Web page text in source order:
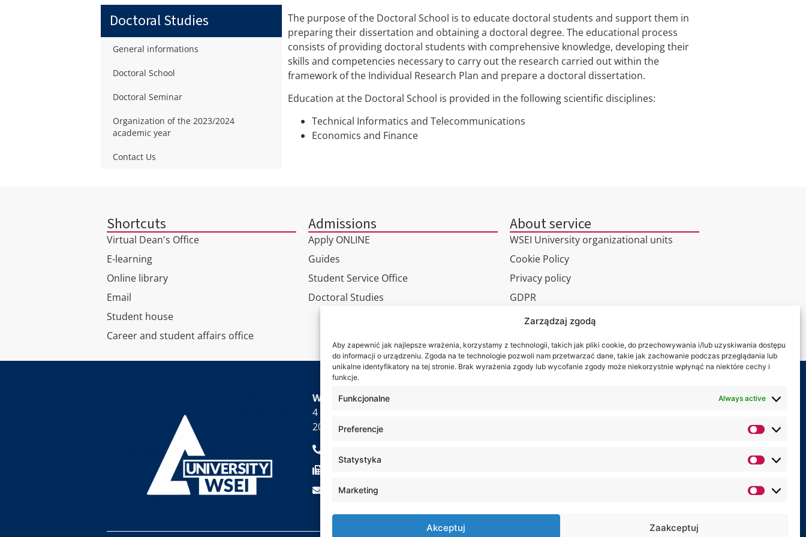
Zarządzaj zgodą
Aby zapewnić jak najlepsze wrażenia, korzystamy z technologii, takich jak pliki cookie, do przechowywania i/lub uzyskiwania dostępu
do informacji o urządzeniu. Zgoda na te technologie pozwoli nam przetwarzać dane, takie jak zachowanie podczas przeglądania lub
unikalne identyfikatory na tej stronie. Brak wyrażenia zgody lub wycofanie zgody może niekorzystnie wpłynąć na niektóre cechy i
funkcje.
Funkcjonalne Always active
Preferencje
Statystyka
Marketing
Akceptuj Zaakceptuj
Doctoral Studies
General informations
Doctoral School
Doctoral Seminar
Organization of the 2023/2024
academic year
Contact Us
The purpose of the Doctoral School is to educate doctoral students and support them in
preparing their dissertation and obtaining a doctoral degree. The educational process
consists of providing doctoral students with comprehensive knowledge, developing their
skills and competencies necessary to carry out the research carried out within the
framework of the Individual Research Plan and prepare a doctoral dissertation.
Education at the Doctoral School is provided in the following scientific disciplines:
Technical Informatics and Telecommunications
Economics and Finance
Shortcuts
Virtual Dean's Office
E-learning
Online library
Email
Student house
Career and student affairs office
Admissions
Apply ONLINE
Guides
Student Service Office
Doctoral Studies
About service
WSEI University organizational units
Cookie Policy
Privacy policy
GDPR
Virtual tour
WSEI University
4 Projektowa St.,
20-209 Lublin
kancelaria@wsei.pl